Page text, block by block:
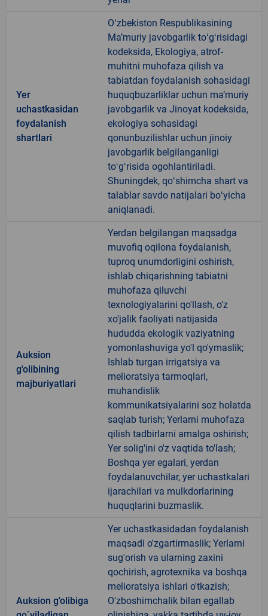
Yer
uchastkasidan
foydalanish
shartlari
Oʻzbekiston Respublikasining
Maʼmuriy javobgarlik toʻgʻrisidagi
kodeksida, Ekologiya, atrof-
muhitni muhofaza qilish va
tabiatdan foydalanish sohasidagi
huquqbuzarliklar uchun maʼmuriy
javobgarlik va Jinoyat kodeksida,
ekologiya sohasidagi
qonunbuzilishlar uchun jinoiy
javobgarlik belgilanganligi
toʻgʻrisida ogohlantiriladi.
Shuningdek, qoʻshimcha shart va
talablar savdo natijalari boʻyicha
aniqlanadi.
Auksion
g'olibining
majburiyatlari
Yerdan belgilangan maqsadga
muvofiq oqilona foydalanish,
tuproq unumdorligini oshirish,
ishlab chiqarishning tabiatni
muhofaza qiluvchi
texnologiyalarini qo'llash, o'z
xo'jalik faoliyati natijasida
hududda ekologik vaziyatning
yomonlashuviga yo'l qo'ymaslik;
Ishlab turgan irrigatsiya va
melioratsiya tarmoqlari,
muhandislik
kommunikatsiyalarini soz holatda
saqlab turish; Yerlarni muhofaza
qilish tadbirlarni amalga oshirish;
Yer solig'ini o'z vaqtida to'lash;
Boshqa yer egalari, yerdan
foydalanuvchilar, yer uchastkalari
ijarachilari va mulkdorlarining
huquqlarini buzmaslik.
Auksion g'olibiga
Yer uchastkasidadan foydalanish
maqsadi o'zgartirmaslik; Yerlarni
sug'orish va ularning zaxini
qochirish, agrotexnika va boshqa
melioratsiya ishlari o'tkazish;
O'zboshimchalik bilan egallab